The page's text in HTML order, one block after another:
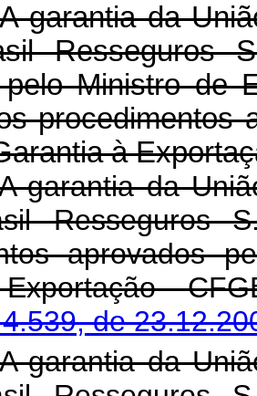
da
Resseguros
pelo Ministro de
procedimentos
à
garantia da
Resseguros
aprovados
à
de
da